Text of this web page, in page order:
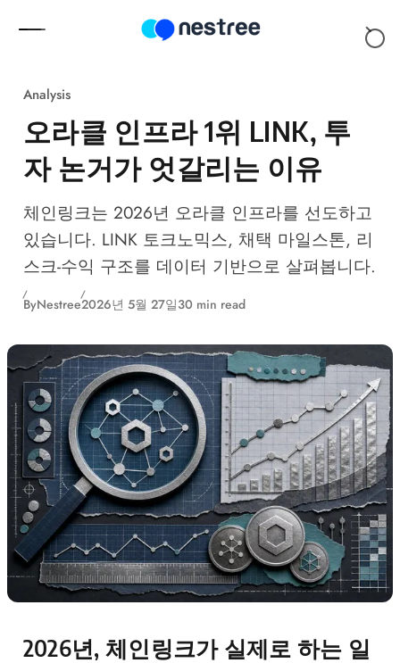
Analysis
오라클 인프라 1위 LINK, 투
자 논거가 엇갈리는 이유
체인링크는 2026년 오라클 인프라를 선도하고
있습니다. LINK 토크노믹스, 채택 마일스톤, 리
스크-수익 구조를 데이터 기반으로 살펴봅니다.
ByNestree2026년 5월 27일30 min read
2026년, 체인링크가 실제로 하는 일